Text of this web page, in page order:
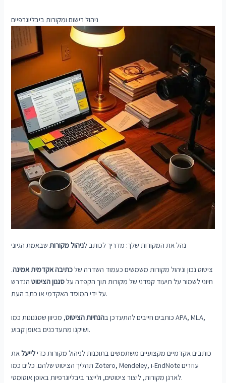
ניהול רישום ומקורות ביבליוגרפיים
נהל את המקורות שלך: מדריך לכותב לניהול מקורותשבאמת הגיוני
ציטוט נכון וניהול מקורות משמשים כעמוד השדרה שלכתיבה אקדמית אמינה.
חיוני לשמור על תיעוד קפדני של מקורות תוך הקפדה עלסגנון הציטוטהנדרש
על ידי המוסד האקדמי או כתב העת.
כותבים חייבים להתעדכן בהנחיות הציטוט, מכיוון שסגנונות כמו APA, MLA,
ושיקגו מתעדכנים באופן קבוע.
כותבים אקדמיים מקצועיים משתמשים בתוכנות לניהול מקורות כדילייעלאת
תהליך הציטוט שלהם. כלים כמו Zotero, Mendeley, ו-EndNote עוזרים
לארגן מקורות, ליצור ציטוטים, ולייצר ביבליוגרפיות באופן אוטומטי.